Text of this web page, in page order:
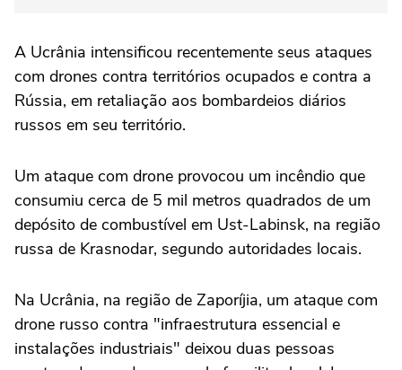
A Ucrânia intensificou recentemente seus ataques
com drones contra territórios ocupados e contra a
Rússia, em retaliação aos bombardeios diários
russos em seu território.
Um ataque com drone provocou um incêndio que
consumiu cerca de 5 mil metros quadrados de um
depósito de combustível em Ust-Labinsk, na região
russa de Krasnodar, segundo autoridades locais.
Na Ucrânia, na região de Zaporíjia, um ataque com
drone russo contra "infraestrutura essencial e
instalações industriais" deixou duas pessoas